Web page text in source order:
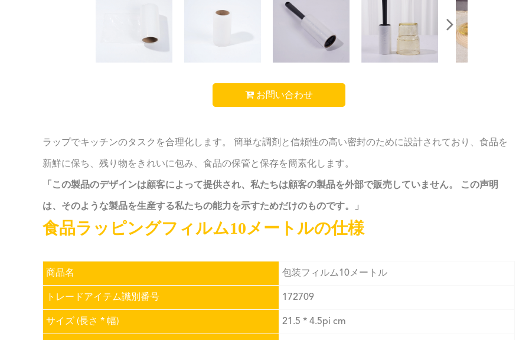
お問い合わせ
ラップでキッチンのタスクを合理化します。 簡単な調剤と信頼性の高い密封のために設計されており、食品を
新鮮に保ち、残り物をきれいに包み、食品の保管と保存を簡素化します。
「この製品のデザインは顧客によって提供され、私たちは顧客の製品を外部で販売していません。 この声明
は、そのような製品を生産する私たちの能力を示すためだけのものです。」
食品ラッピングフィルム10メートルの仕様
商品名 包装フィルム10メートル
トレードアイテム識別番号 172709
サイズ (長さ * 幅) 21.5 * 4.5pi cm